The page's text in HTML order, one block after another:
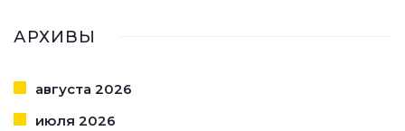
АРХИВЫ
августа 2026
июля 2026